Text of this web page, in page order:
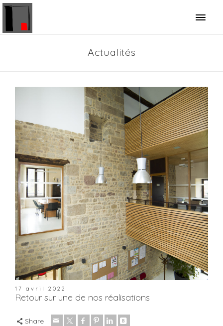
Panneau de gestion des cookies
Actualités
17 avril 2022
Retour sur une de nos réalisations
Share